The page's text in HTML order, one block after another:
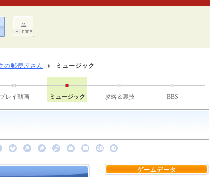
の郵便屋さん ミュージック
プレイ動画 ミュージック 攻略＆裏技 BBS
ゲームデータ